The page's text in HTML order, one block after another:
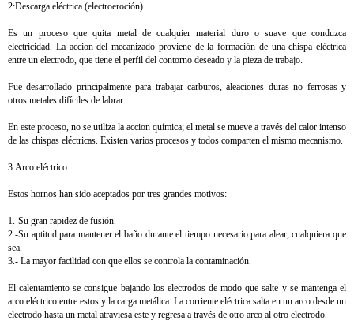
2:Descarga eléctrica (electroeroción)
Es un proceso que quita metal de cualquier material duro o suave que conduzca
electricidad. La accion del mecanizado proviene de la formación de una chispa eléctrica
entre un electrodo, que tiene el perfil del contorno deseado y la pieza de trabajo.
Fue desarrollado principalmente para trabajar carburos, aleaciones duras no ferrosas y
otros metales difíciles de labrar.
En este proceso, no se utiliza la accion química; el metal se mueve a través del calor intenso
de las chispas eléctricas. Existen varios procesos y todos comparten el mismo mecanismo.
3:Arco eléctrico
Estos hornos han sido aceptados por tres grandes motivos:
1.-Su gran rapidez de fusión.
2.-Su aptitud para mantener el baño durante el tiempo necesario para alear, cualquiera que
sea.
3.- La mayor facilidad con que ellos se controla la contaminación.
El calentamiento se consigue bajando los electrodos de modo que salte y se mantenga el
arco eléctrico entre estos y la carga metálica. La corriente eléctrica salta en un arco desde un
electrodo hasta un metal atraviesa este y regresa a través de otro arco al otro electrodo.